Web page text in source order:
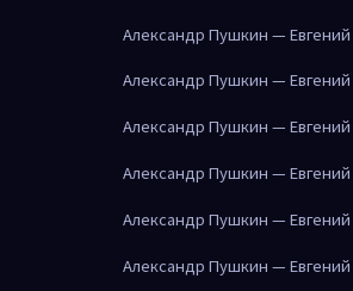
Александр Пушкин —
Александр Пушкин —
Александр Пушкин —
Александр Пушкин —
Александр Пушкин —
Александр Пушкин —